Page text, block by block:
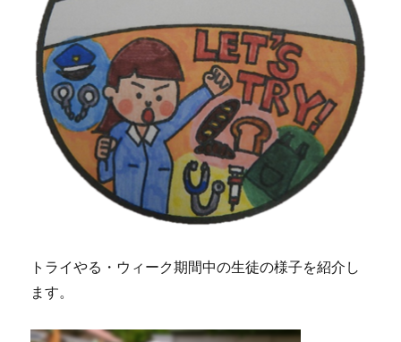
トライやる・ウィーク期間中の生徒の様子を紹介し
ます。